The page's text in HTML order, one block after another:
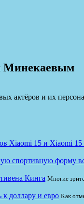
Минекаевым
актёров и их
Xiaomi 15 и Xiaomi 15
спортивную форму
Кинга Многие
доллару и евро Как